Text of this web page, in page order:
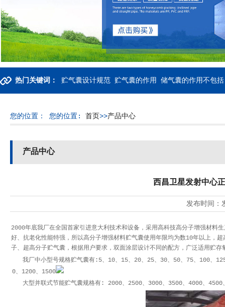
热门关键词： 贮气囊设计规范 贮气囊的作用 储气囊的作用不包
您的位置： 您的位置: 首页>>产品中心
产品中心
西昌卫星发射中心
发布时间：
2000年底我厂在全国首家引进意大利技术和设备，采用高科技高分子增强材料
好、抗老化性能特强，所以高分子增强材料贮气囊使用年限均为数10年以上，
子、超高分子贮气囊，根据用户要求，双面涂层设计不同的配方，广泛适用贮
我厂中小型号规格贮气囊有:5、10、15、20、25、30、50、75、100、
0、1200、1500
大型并联式节能贮气囊规格有: 2000、2500、3000、3500、4000、4500